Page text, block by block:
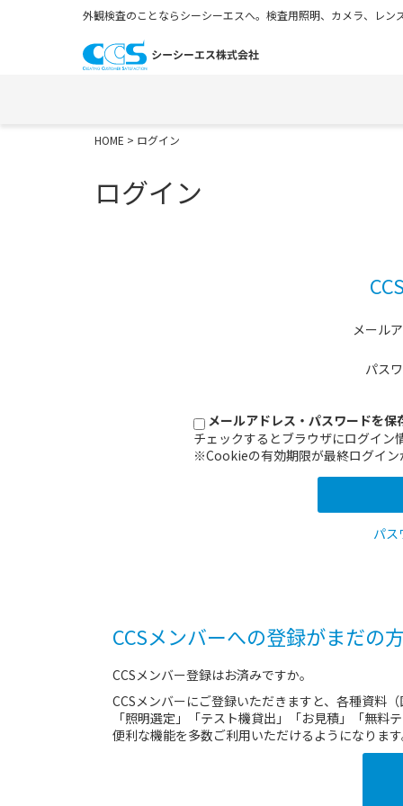
外観検査のことならシーシーエスへ。検査用照明、カメラ、レン
HOME > ログイン
ログイン
メール
パス
メールアドレス・パスワードを保
チェックするとブラウザにログイン
※Cookieの有効期限が最終ログイン
パス
CCSメンバーへの登録がまだの方
CCSメンバー登録はお済みですか。
CCSメンバーにご登録いただきますと、各種資料
「照明選定」「テスト機貸出」「お見積」「無料
便利な機能を多数ご利用いただけるようになります